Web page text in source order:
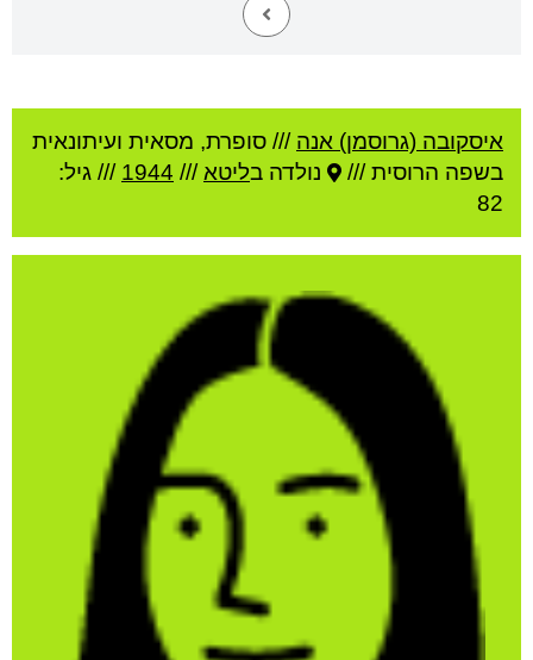
איסקובה (גרוסמן) אנה /// סופרת, מסאית ועיתונאית
בשפה הרוסית ///
נולדה בליטא///
1944 /// גיל:
82